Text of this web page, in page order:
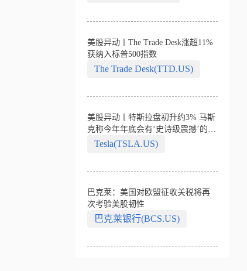
美股异动丨The Trade Desk涨超11%
获纳入标普500指数
The Trade Desk(TTD.US)
美股异动丨特斯拉盘初升约3% 马斯
克称今年年底会有‘史诗级震撼’的演
示Tesla(TSLA.US)
巴克莱：美国对欧盟征收关税将再
次考验美股韧性
巴克莱银行(BCS.US)